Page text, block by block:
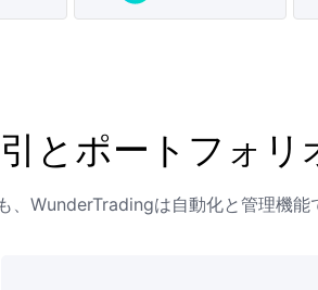
とポートフォ
、WunderTradingは自動化と管理機能